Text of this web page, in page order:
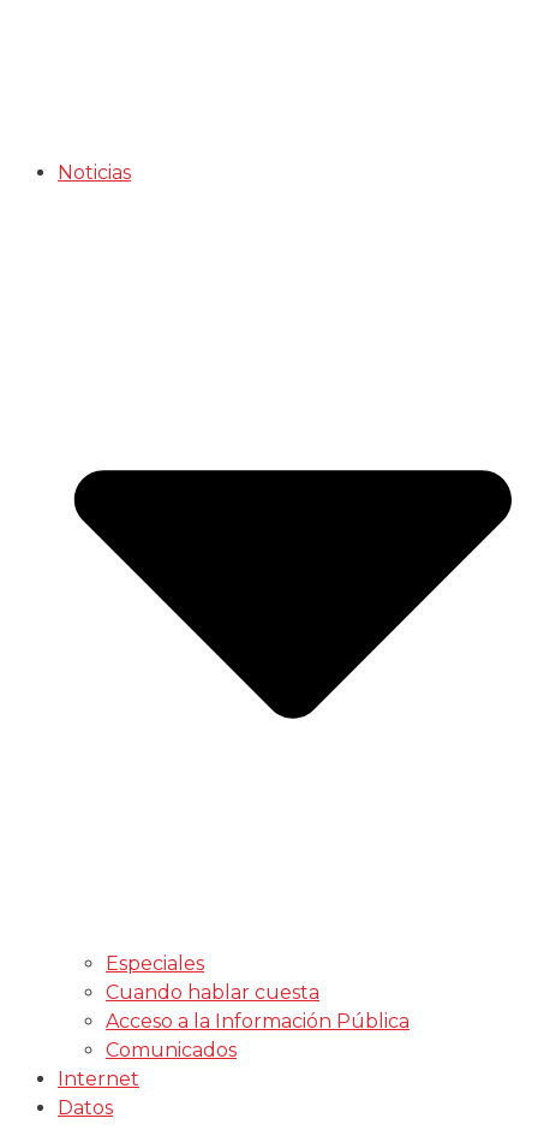
Noticias
Especiales
Cuando hablar cuesta
Acceso a la Información Pública
Comunicados
Internet
Datos